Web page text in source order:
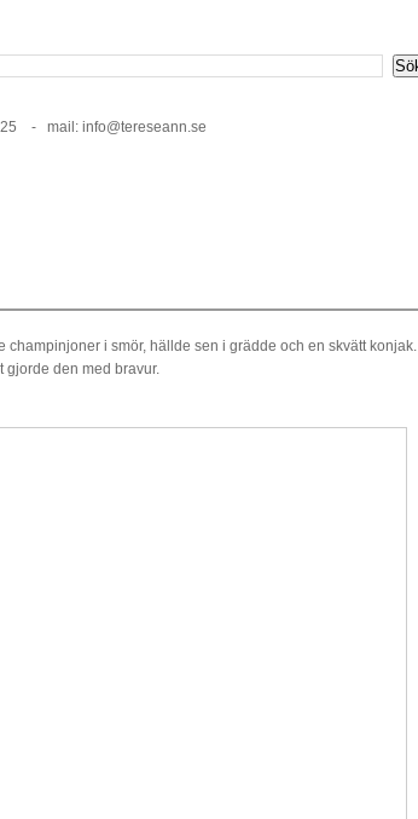
info@tereseann.se
i smör, hällde sen i grädde och en skvätt konjak.
gjorde den med bravur.